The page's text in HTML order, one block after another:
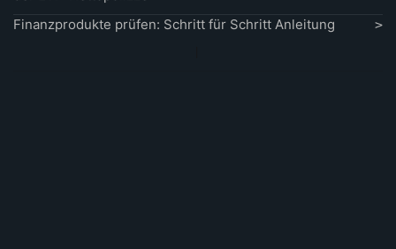
Finanzprodukte prüfen: Schritt für Schritt Anleitung